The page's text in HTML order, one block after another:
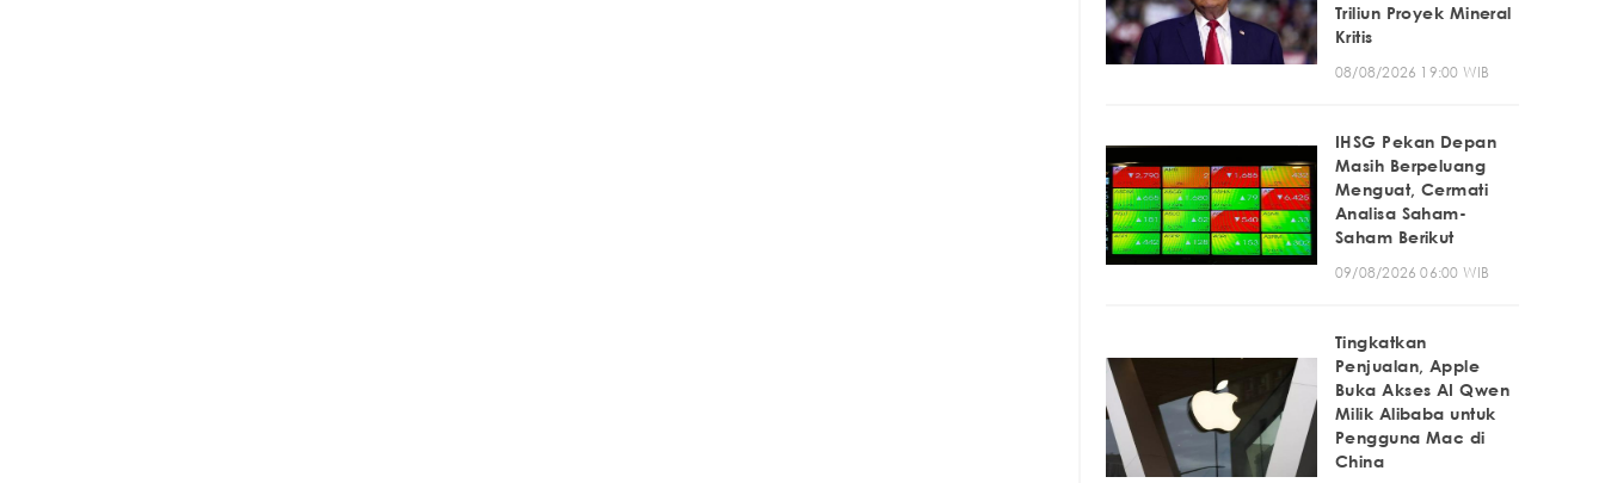
Triliun Proyek Mineral
Kritis
08/08/2026 19:00 WIB
IHSG Pekan Depan
Masih Berpeluang
Menguat, Cermati
Analisa Saham-
Saham Berikut
09/08/2026 06:00 WIB
Tingkatkan
Penjualan, Apple
Buka Akses AI Qwen
Milik Alibaba untuk
Pengguna Mac di
China